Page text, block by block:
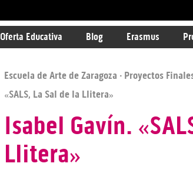
Oferta Educativa Blog Erasmus
Escuela de Arte de Zaragoza · Proyectos
«SALS, La Sal de la Llitera»
Isabel Gavín.
Llitera»